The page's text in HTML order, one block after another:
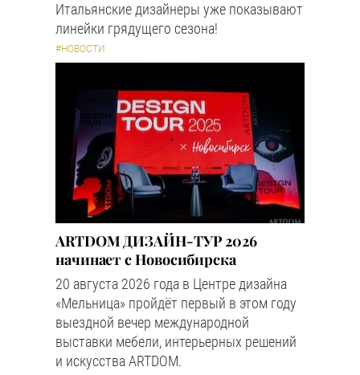
Итальянские дизайнеры уже показывают
линейки грядущего сезона!
#НОВОСТИ
ARTDOM ДИЗАЙН-ТУР 2026
начинает с Новосибирска
20 августа 2026 года в Центре дизайна
«Мельница» пройдёт первый в этом году
выездной вечер международной
выставки мебели, интерьерных решений
и искусства ARTDOM.